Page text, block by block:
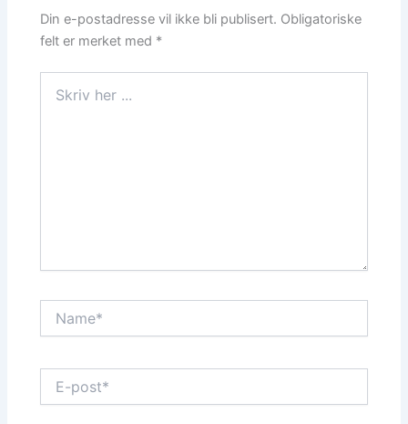
Din e-postadresse vil ikke bli publisert. Obligatoriske
felt er merket med *
her
post*